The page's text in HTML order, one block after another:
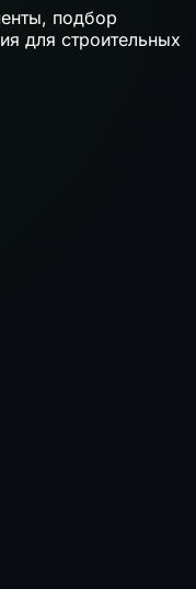
подбор
для строительных